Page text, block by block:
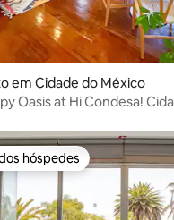
em Cidade do México
Oasis at Hi Condesa!
hóspedes mais apreciados
hóspedes